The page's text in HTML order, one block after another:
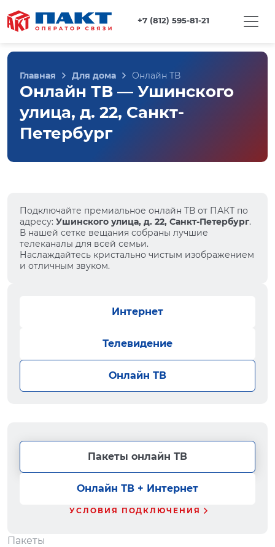
+7 (812) 595-81-21
Главная Для дома Онлайн ТВ
Онлайн ТВ — Ушинского
улица, д. 22, Санкт-
Петербург
Подключайте премиальное онлайн ТВ от ПАКТ по
адресу: Ушинского улица, д. 22, Санкт-Петербург.
В нашей сетке вещания собраны лучшие
телеканалы для всей семьи.
Наслаждайтесь кристально чистым изображением
и отличным звуком.
Интернет
Телевидение
Онлайн ТВ
Пакеты онлайн ТВ
Онлайн ТВ + Интернет
УСЛОВИЯ ПОДКЛЮЧЕНИЯ
Пакеты